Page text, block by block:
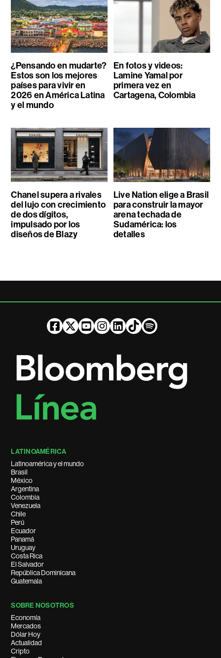
¿Pensando en mudarte?
Estos son los mejores
países para vivir en
2026 en América Latina
y el mundo
En fotos y videos:
Lamine Yamal por
primera vez en
Cartagena, Colombia
Chanel supera a rivales
del lujo con crecimiento
de dos dígitos,
impulsado por los
diseños de Blazy
Live Nation elige a Brasil
para construir la mayor
arena techada de
Sudamérica: los
detalles
LATINOAMÉRICA
Latinoamérica y el mundo
Brasil
México
Argentina
Colombia
Venezuela
Chile
Perú
Ecuador
Panamá
Uruguay
Costa Rica
El Salvador
República Dominicana
Guatemala
SOBRE NOSOTROS
Economía
Mercados
Dólar Hoy
Actualidad
Cripto